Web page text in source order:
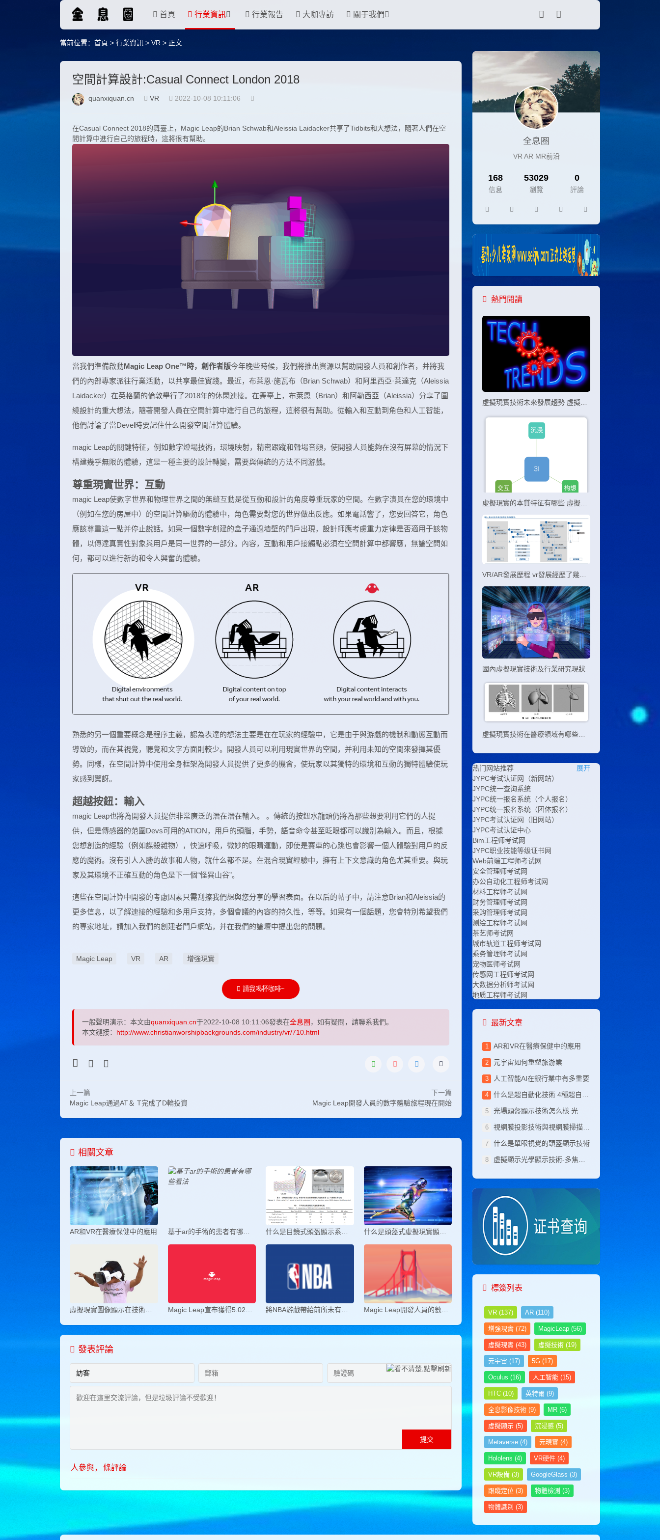
首頁 行業資訊 行業報告 大咖專訪 關于我們
當前位置： 首頁 > 行業資訊 > VR > 正文
空間計算設計:Casual Connect London 2018
quanxiquan.cn VR 2022-10-08 10:11:06
在Casual Connect 2018的舞臺上，Magic Leap的Brian Schwab和Aleissia Laidacker共享了Tidbits和大想法，隨著人們在空
間計算中進行自己的旅程時，這將很有幫助。
當我們準備啟動Magic Leap One™時，創作者版今年晚些時候，我們將推出資源以幫助開發人員和創作者，并將我
們的內部專家派往行業活動，以共享最佳實踐。最近，布萊恩·施瓦布（Brian Schwab）和阿里西亞·萊達克（Aleissia
Laidacker）在英格蘭的倫敦舉行了2018年的休閑連接。在舞臺上，布萊恩（Brian）和阿勒西亞（Aleissia）分享了圍
繞設計的重大想法，隨著開發人員在空間計算中進行自己的旅程，這將很有幫助。從輸入和互動到角色和人工智能，
他們討論了當Devel時要記住什么開發空間計算體驗。
magic Leap的關鍵特征，例如數字燈場技術，環境映射，精密跟蹤和聲場音頻，使開發人員能夠在沒有屏幕的情況下
構建幾乎無限的體驗，這是一種主要的設計轉變，需要與傳統的方法不同游戲。
尊重現實世界：互動
magic Leap使數字世界和物理世界之間的無縫互動是從互動和設計的角度尊重玩家的空間。在數字演員在您的環境中
（例如在您的房屋中）的空間計算驅動的體驗中，角色需要對您的世界做出反應。如果電話響了，您要回答它，角色
應該尊重這一點并停止說話。如果一個數字創建的盒子通過墻壁的門戶出現，設計師應考慮重力定律是否適用于該物
體，以傳達真實性對象與用戶是同一世界的一部分。內容，互動和用戶接觸點必須在空間計算中都響應，無論空間如
何，都可以進行新的和令人興奮的體驗。
熟悉的另一個重要概念是程序主義，認為表達的想法主要是在在玩家的經驗中，它是由于與游戲的機制和動態互動而
導致的，而在其視覺，聽覺和文字方面則較少。開發人員可以利用現實世界的空間，并利用未知的空間來發揮其優
勢。同樣，在空間計算中使用全身框架為開發人員提供了更多的機會，使玩家以其獨特的環境和互動的獨特體驗使玩
家感到驚訝。
超越按鈕：輸入
magic Leap也將為開發人員提供非常廣泛的潛在潛在輸入。 。傳統的按鈕水龍頭仍將為那些想要利用它們的人提
供，但是傳感器的范圍Devs可用的ATION，用戶的頭腦，手勢，語音命令甚至眨眼都可以識別為輸入。而且，根據
您想創造的經驗（例如謀殺雜物），快速呼吸，微妙的眼睛運動，即使是賽車的心跳也會影響一個人體驗對用戶的反
應的魔術。沒有引人入勝的故事和人物，就什么都不是。在混合現實經驗中，擁有上下文意識的角色尤其重要。與玩
家及其環境不正確互動的角色是下一個“怪異山谷”。
這些在空間計算中開發的考慮因素只需刮擦我們想與您分享的學習表面。在以后的帖子中，請注意Brian和Aleissia的
更多信息，以了解連接的經驗和多用戶支持，多個會議的內容的持久性，等等。如果有一個話題，您會特別希望我們
的專家地址，請加入我們的創建者門戶網站，并在我們的論壇中提出您的問題。
Magic Leap VR AR 增強現實
請我喝杯咖啡~
一般聲明演示：本文由quanxiquan.cn于2022-10-08 10:11:06發表在全息圈 ，如有疑問，請聯系我們。
本文鏈接： http://www.christianworshipbackgrounds.com/industry/vr/710.html
上一篇
Magic Leap通過AT＆ T完成了D輪投資
下一篇
Magic Leap開發人員的數字體驗旅程現在開始
相關文章
AR和VR在醫療保健中的應用 基于ar的手術的患者有哪些看法 什么是頭盔式虛擬現實顯示系統
Magic Leap開發人員的數字體驗旅程
發表評論
人參與， 條評論
全息圈
VR AR MR前沿
168
信息
53029
瀏覽
0
評論
熱門閱讀
虛擬現實技術未來發展趨勢 虛擬現實技術的五個發展趨勢
虛擬現實的本質特征有哪些 虛擬現實的三個本質特征
VR/AR發展歷程 vr發展經歷了幾個階段
國內虛擬現實技術及行業研究現狀
虛擬現實技術在醫療領域有哪些應用
热门网站推荐
展开
JYPC考试认证网（新网站）
JYPC统一查询系统
JYPC统一报名系统（个人报名）
JYPC统一报名系统（团体报名）
JYPC考试认证网（旧网站）
JYPC考试认证中心
Bim工程师考试网
JYPC职业技能等级证书网
Web前端工程师考试网
安全管理师考试网
办公自动化工程师考试网
材料工程师考试网
财务管理师考试网
采购管理师考试网
测绘工程师考试网
茶艺师考试网
城市轨道工程师考试网
乘务管理师考试网
宠物医师考试网
传感网工程师考试网
大数据分析师考试网
地质工程师考试网
电子竞技师考试网
服装设计师考试网
高铁乘务师考试网
工程咨询师考试网
工业设计师考试网
公路工程师考试网
管理工程师考试网
商务师考试网
职业技能考试网
职业技能鉴定网
职业技能考试网
职业技能考试网
职业技能证书网
焊接工程师考试网
护理管理师考试网
花艺设计师考试网
化工工程师考试网
化妆品配方师考试网
环境工程师考试网
会计师考试网
会展策划师考试网
机电工程师考试网
机器人工程师考试网
机械工程师考试网
计算机工程师
计算机应用工程师考试网
家具设计师考试网
家政管理师考试网
监理工程师考试网
建筑安装工程师考试网
建筑八大员考试网
建筑工程师考试网
健康管理师考试网
健康照护师考试网
健身教练网
江苏英才教育网
江苏英才培训网
江苏英才职业技能鉴定集团
金融分析师考试网
经济师考试网
景观设计师考试网
景区管理师考试网
酒店管理师考试网
客服管理师考试网
最新文章
AR和VR在醫療保健中的應用
元宇宙如何重塑旅游業
人工智能AI在銀行業中有多重要
什么是超自動化技術 4種超自動化技術幫助企業
光場頭盔顯示技術怎么樣 光場頭盔顯示技術原理
視網膜投影技術與視網膜掃描顯示技術
什么是單眼視覺的頭盔顯示技術
虛擬顯示光學顯示技術-多焦面頭盔顯示技術
標簽列表
VR (137) AR (110)
增強現實 (72) MagicLeap (56)
虛擬現實 (43) 虛擬技術 (19)
元宇宙 (17) 5G (17)
Oculus (16) 人工智能 (15)
HTC (10) 英特爾 (9)
全息影像技術 (9) MR (6)
虛擬顯示 (5) 沉浸感 (5)
Metaverse (4) 元現實 (4)
Hololens (4) VR硬件 (4)
VR設備 (3) GoogleGlass (3)
跟蹤定位 (3) 物體檢測 (3)
物體識別 (3)